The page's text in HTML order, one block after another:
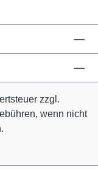
zzgl.
wenn nicht